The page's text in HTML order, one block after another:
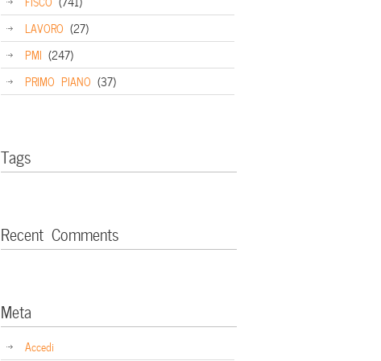
LAVORO (27)
PMI (247)
PRIMO PIANO (37)
Tags
Recent Comments
Meta
Accedi